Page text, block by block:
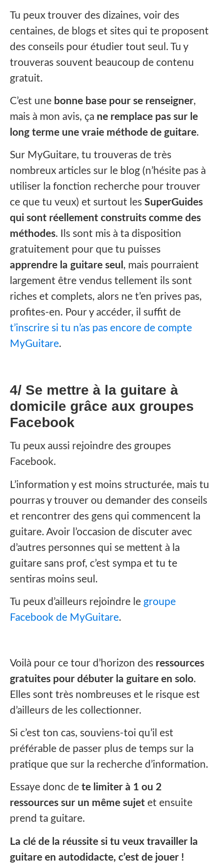
‍Tu peux trouver des dizaines, voir des
centaines, de blogs et sites qui te proposent
des conseils pour étudier tout seul. Tu y
trouveras souvent beaucoup de contenu
gratuit.
C’est une bonne base pour se renseigner,
mais à mon avis, ça ne remplace pas sur le
long terme une vraie méthode de guitare.
Sur MyGuitare, tu trouveras de très
nombreux articles sur le blog (n’hésite pas à
utiliser la fonction recherche pour trouver
ce que tu veux) et surtout les SuperGuides
qui sont réellement construits comme des
méthodes. Ils sont mis à ta disposition
gratuitement pour que tu puisses
apprendre la guitare seul , mais pourraient
largement être vendus tellement ils sont
riches et complets, alors ne t’en prives pas,
profites-en. Pour y accéder, il suffit de
t’inscrire si tu n’as pas encore de compte
MyGuitare.
4/ Se mettre à la guitare à
domicile grâce aux groupes
Facebook
‍Tu peux aussi rejoindre des groupes
Facebook.
L’information y est moins structurée, mais tu
pourras y trouver ou demander des conseils
et rencontrer des gens qui commencent la
guitare. Avoir l’occasion de discuter avec
d’autres personnes qui se mettent à la
guitare sans prof, c’est sympa et tu te
sentiras moins seul.
Tu peux d’ailleurs rejoindre le groupe
Facebook de MyGuitare.
‍Voilà pour ce tour d’horizon des ressources
gratuites pour débuter la guitare en solo.
Elles sont très nombreuses et le risque est
d’ailleurs de les collectionner.
Si c’est ton cas, souviens-toi qu’il est
préférable de passer plus de temps sur la
pratique que sur la recherche d’information.
Essaye donc de te limiter à 1 ou 2
ressources sur un même sujet et ensuite
prend ta guitare.
La clé de la réussite si tu veux travailler la
guitare en autodidacte, c’est de jouer !